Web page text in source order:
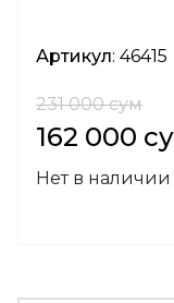
Артикул: 46415
231 000 сум
162 000
Нет в наличии